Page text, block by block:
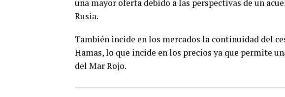
una mayor oferta debido a las perspectivas de un
Rusia.
También incide en los mercados la continuidad del
Hamas, lo que incide en los precios ya que permite
del Mar Rojo.